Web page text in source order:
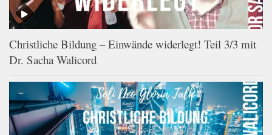
Christliche Bildung – Einwände widerlegt! Teil 3/3 mit
Dr. Sacha Walicord